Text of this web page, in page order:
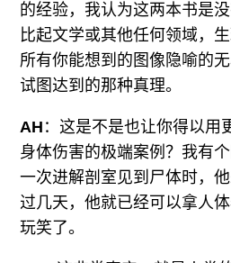
的经验，我认为这两本书是
比起文学或其他任何领域，
所有你能想到的图像隐喻的
试图达到的那种真理。
AH ：这是不是也让你得以用
身体伤害的极端案例？我有
一次进解剖室见到尸体时，
过几天，他就已经可以拿人
玩笑了。